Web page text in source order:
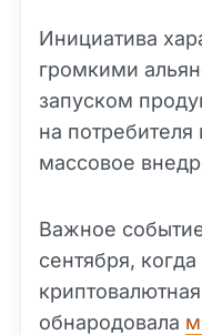
Инициатива
громкими
запуском
на
массовое
Важное
сентября,
обнародовала